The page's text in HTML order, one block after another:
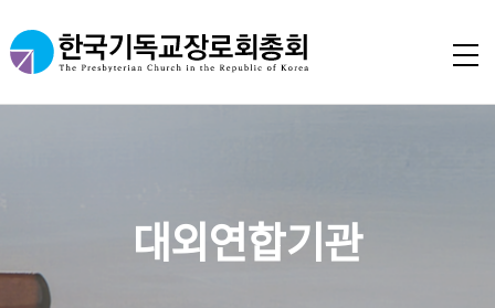
대외연합기관